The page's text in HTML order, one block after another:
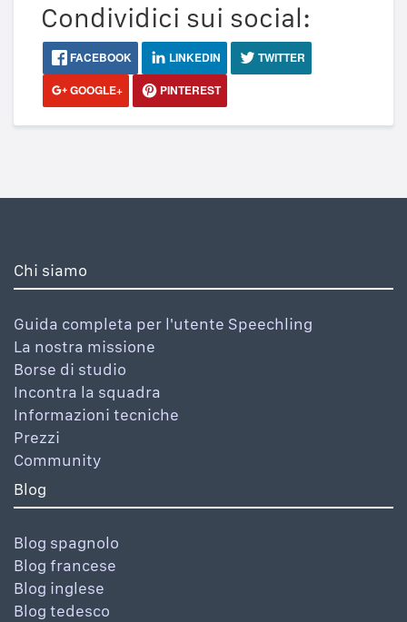
Condividici sui social:
FACEBOOK LINKEDIN
TWITTER
GOOGLE+
PINTEREST
Chi siamo
Guida completa per l'utente Speechling
La nostra missione
Borse di studio
Incontra la squadra
Informazioni tecniche
Prezzi
Community
Blog
Blog spagnolo
Blog francese
Blog inglese
Blog tedesco